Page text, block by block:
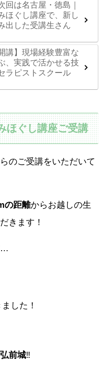
回は名古屋・徳島｜
ほぐし講座で、新し
出した受講生さん
講】現場経験豊富な
、実践で活かせる技
ラピストスクール
ほぐし講座ご受講
のご受講をいただいて
の距離からお越しの生
きます！
…
した！
弘前城‼︎